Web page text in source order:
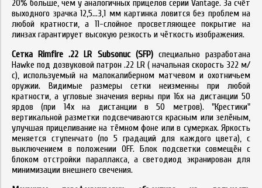
20% больше, чем у аналогичных прицелов серии Vantage. За счёт
выходного зрачка 12,5...3,1 мм картинка ловится без проблем на
любой кратности, а 11-слойное просветляющее покрытие на
линзах гарантирует высокую резкость и чёткость изображения.
Сетка Rimfire .22 LR Subsonuc (SFP)специально разработана
Hawke под дозвуковой патрон .22 LR ( начальная скорость 322 м/
с), используемый на малокалиберном матчевом и охотничьем
оружии. Видимые размеры сетки неизменны при любой
кратности, а угловые значения верны при 16x на дистанции 50
ярдов (при 14x на дистанции в 50 метров). "Крестики"
вертикальной разметки подсвечиваются красным или зелёным,
улучшая прицеливание на тёмном фоне или в сумерках. Яркость
меняется ступенчато (по 5 градаций для каждого цвета), с
выключением в положении OFF. Блок подсветки совмещён с
блоком отстройки параллакса, а светодиод экранирован для
минимизации внешнего свечения.